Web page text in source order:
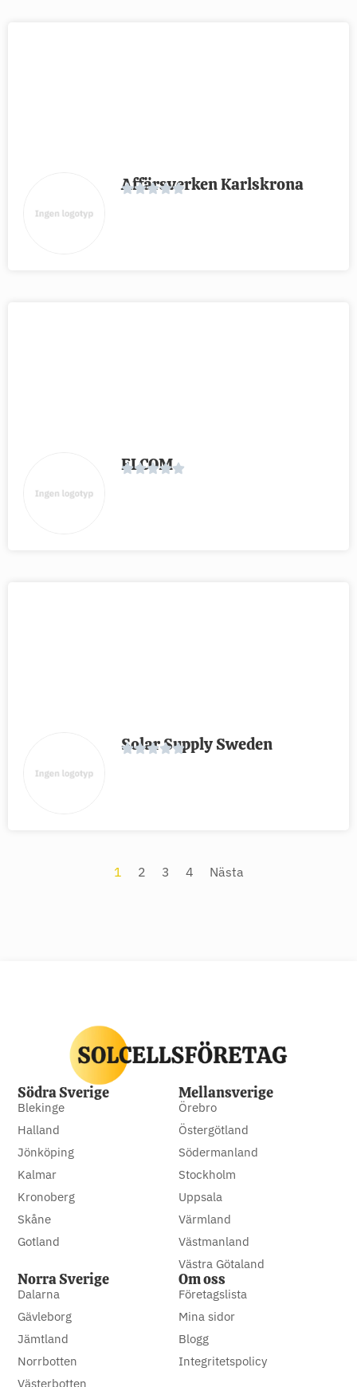
Affärsverken Karlskrona
ELCOM
Solar Supply Sweden
1 2 3 4 Nästa
Södra Sverige
Blekinge
Halland
Jönköping
Kalmar
Kronoberg
Skåne
Gotland
Mellansverige
Örebro
Östergötland
Södermanland
Stockholm
Uppsala
Värmland
Västmanland
Västra Götaland
Norra Sverige
Dalarna
Gävleborg
Jämtland
Norrbotten
Västerbotten
Om oss
Företagslista
Mina sidor
Blogg
Integritetspolicy